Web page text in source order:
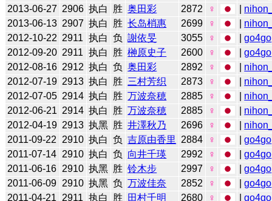
2013-06-27 2906 执白 胜 奥田彩 2872 ♀
2013-06-13 2907 执白 胜 长岛梢惠 2699 ♀
2012-10-22 2911 执白 负 謝依旻 3055 ♀ |go4go
2012-09-20 2911 执白 胜 榊原史子 2600 ♀ |go4go
2012-08-16 2912 执白 负 奥田彩 2892 ♀
2012-07-19 2913 执白 胜 三村芳织 2873 ♀
2012-07-05 2914 执白 胜 万波奈穂 2885 ♀
2012-06-21 2914 执白 胜 万波奈穂 2885 ♀
2012-04-19 2913 执黑 胜 井澤秋乃 2696 ♀
2011-09-22
2910 执白 负 吉原由香里 2884 ♀ |go4go
2011-07-14 2910 执白 负 向井千瑛 2992 ♀ |go4go
2011-06-16 2910 执黑 胜 铃木步 2997 ♀ |go4go
2011-06-09 2910 执黑 负 万波佳奈 2852 ♀ |go4go
2011-04-21
2911 执白 胜 田村千明 2680 ♀ |go4go